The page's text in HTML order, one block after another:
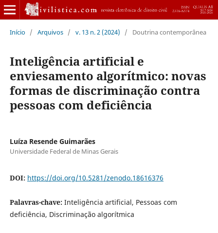
Início / Arquivos / v. 13 n. 2 (2024) / Doutrina contemporânea
Inteligência artificial e
enviesamento algorítmico: novas
formas de discriminação contra
pessoas com deficiência
Luíza Resende Guimarães
Universidade Federal de Minas Gerais
DOI: https://doi.org/10.5281/zenodo.18616376
Palavras-chave: Inteligência artificial, Pessoas com
deficiência, Discriminação algorítmica